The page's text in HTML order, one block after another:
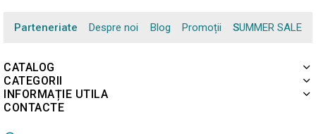
Parteneriate Despre noi Blog Promoții SUMMER SALE
CATALOG
CATEGORII
INFORMAȚIE UTILA
CONTACTE